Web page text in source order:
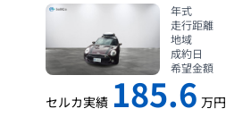
年式
走行距離
地域
成約日
希望金額
セルカ実績 185.6 万円